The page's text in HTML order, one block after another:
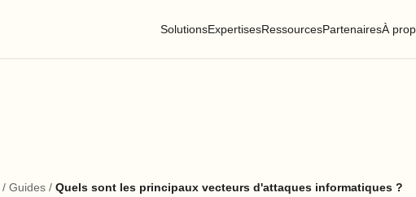
SolutionsExpertisesRessourcesPartenairesÀ
/ Guides / Quels sont les principaux vecteurs d'attaques informatiques ?